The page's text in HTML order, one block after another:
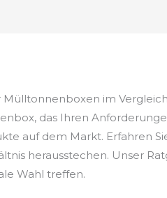
im Vergleich
das Ihren
auf dem Markt. Erfahren
herausstechen. Unser
Wahl treffen.